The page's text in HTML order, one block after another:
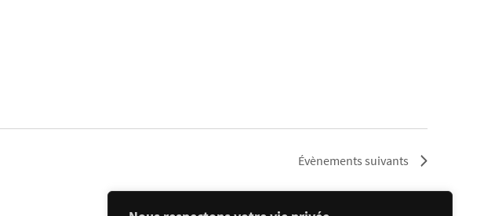
Évènements suivants